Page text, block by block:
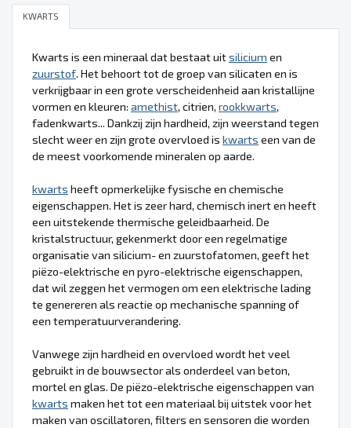
KWARTS
Kwarts is een mineraal dat bestaat uitsilicium en
zuurstof. Het behoort tot de groep van silicaten en is
verkrijgbaar in een grote verscheidenheid aan kristallijne
vormen en kleuren: amethist, citrien, rookkwarts,
fadenkwarts... Dankzij zijn hardheid, zijn weerstand tegen
slecht weer en zijn grote overvloed is kwarts een van de
de meest voorkomende mineralen op aarde.
kwarts heeft opmerkelijke fysische en chemische
eigenschappen. Het is zeer hard, chemisch inert en heeft
een uitstekende thermische geleidbaarheid. De
kristalstructuur, gekenmerkt door een regelmatige
organisatie van silicium- en zuurstofatomen, geeft het
piëzo-elektrische en pyro-elektrische eigenschappen,
dat wil zeggen het vermogen om een elektrische lading
te genereren als reactie op mechanische spanning of
een temperatuurverandering.
Vanwege zijn hardheid en overvloed wordt het veel
gebruikt in de bouwsector als onderdeel van beton,
mortel en glas. De piëzo-elektrische eigenschappen van
kwarts maken het tot een materiaal bij uitstek voor het
maken van oscillatoren, filters en sensoren die worden